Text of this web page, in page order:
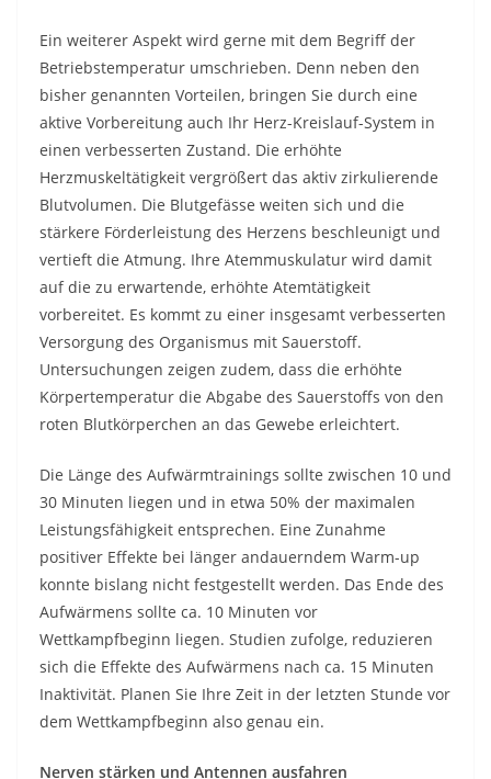
Ein weiterer Aspekt wird gerne mit dem Begriff der
Betriebstemperatur umschrieben. Denn neben den
bisher genannten Vorteilen, bringen Sie durch eine
aktive Vorbereitung auch Ihr Herz-Kreislauf-System in
einen verbesserten Zustand. Die erhöhte
Herzmuskeltätigkeit vergrößert das aktiv zirkulierende
Blutvolumen. Die Blutgefässe weiten sich und die
stärkere Förderleistung des Herzens beschleunigt und
vertieft die Atmung. Ihre Atemmuskulatur wird damit
auf die zu erwartende, erhöhte Atemtätigkeit
vorbereitet. Es kommt zu einer insgesamt verbesserten
Versorgung des Organismus mit Sauerstoff.
Untersuchungen zeigen zudem, dass die erhöhte
Körpertemperatur die Abgabe des Sauerstoffs von den
roten Blutkörperchen an das Gewebe erleichtert.
Die Länge des Aufwärmtrainings sollte zwischen 10 und
30 Minuten liegen und in etwa 50% der maximalen
Leistungsfähigkeit entsprechen. Eine Zunahme
positiver Effekte bei länger andauerndem Warm-up
konnte bislang nicht festgestellt werden. Das Ende des
Aufwärmens sollte ca. 10 Minuten vor
Wettkampfbeginn liegen. Studien zufolge, reduzieren
sich die Effekte des Aufwärmens nach ca. 15 Minuten
Inaktivität. Planen Sie Ihre Zeit in der letzten Stunde vor
dem Wettkampfbeginn also genau ein.
Nerven stärken und Antennen ausfahren